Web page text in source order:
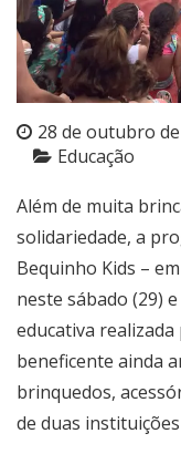
28 de outubro
Educação
Além de muita
solidariedade, a
Bequinho Kids –
neste sábado (29)
educativa
beneficente ainda
brinquedos,
de duas